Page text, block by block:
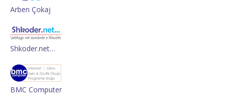
Arben Çokaj
Shkoder.net…
BMC Computer